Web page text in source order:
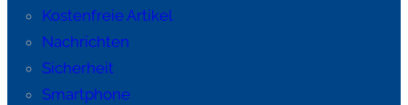
Kostenfreie Artikel
Nachrichten
Sicherheit
Smartphone